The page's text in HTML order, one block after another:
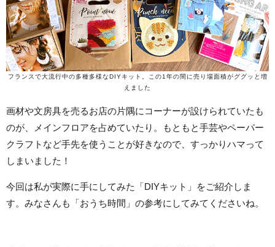
フランスで大流行中の多種多様なDIYキット。この1年の間に売り場面積がググッと増
えました
画材や文房具を売るお店の片隅にコーナーが設けられていたも
のが、メインフロアを占めていたり。もともと手芸やペーパー
クラフトなど手先を使うことが好きなので、すっかりハマって
しまいました！
今回は私が実際に手にしてみた「DIYキット」をご紹介しま
す。みなさんも「おうち時間」の参考にしてみてくださいね。